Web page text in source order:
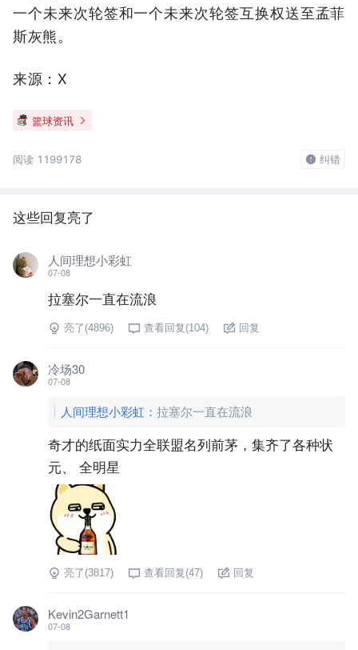
一个未来次轮签和一个未来次轮签互换权送至孟菲
斯灰熊。
来源：X
篮球资讯
阅读 1199178 纠错
这些回复亮了
人间理想小彩虹
07-08
拉塞尔一直在流浪
亮了(4896) 查看回复(104) 回复
冷场30
07-08
人间理想小彩虹 ： 拉塞尔一直在流浪
奇才的纸面实力全联盟名列前茅，集齐了各种状
元、 全明星
亮了(3817) 查看回复(47) 回复
Kevin2Garnett1
07-08